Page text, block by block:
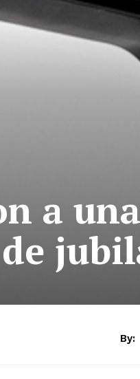
a
By: